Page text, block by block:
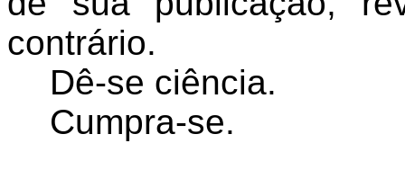
contrário.
Dê-se ciência.
Cumpra-se.